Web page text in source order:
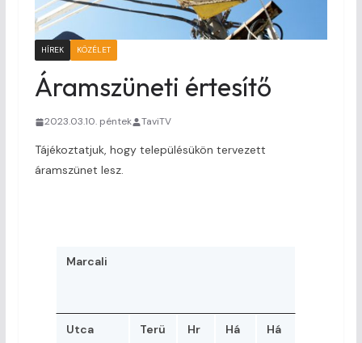
HÍREK KÖZÉLET
Áramszüneti értesítő
2023.03.10. péntek TaviTV
Tájékoztatjuk, hogy településükön tervezett
áramszünet lesz.
Marcali
Utca
Terü
Hr
Há
Há